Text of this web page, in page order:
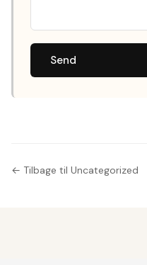
Send
← Tilbage til Uncategorized